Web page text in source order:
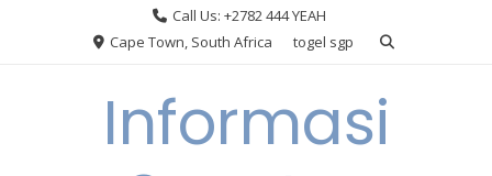
Call Us: +2782 444 YEAH
Cape Town, South Africa
togel sgp
Informasi